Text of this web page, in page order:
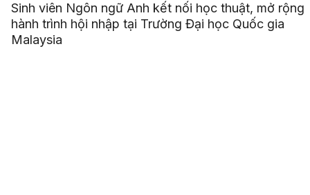
Sinh viên Ngôn ngữ Anh kết nối học thuật, mở rộng
hành trình hội nhập tại Trường Đại học Quốc gia
Malaysia